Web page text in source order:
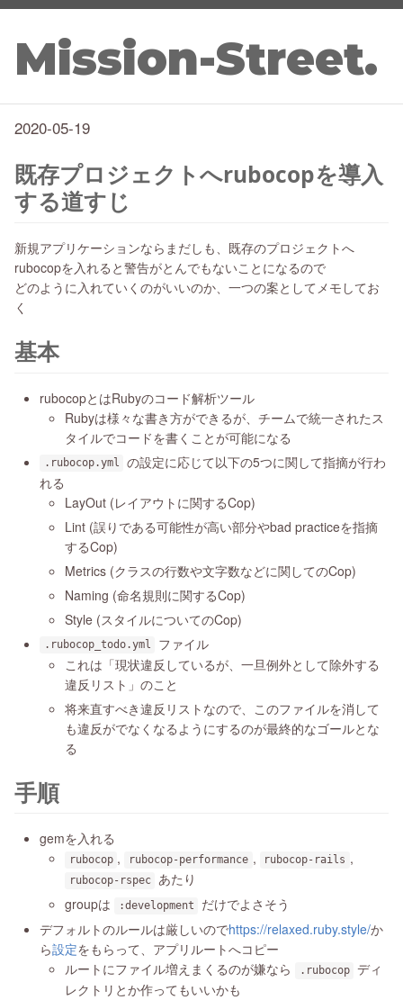
Mission-Street.
2020-05-19
既存プロジェクトへrubocopを導入
する道すじ
新規アプリケーションならまだしも、既存のプロジェクトへ
rubocopを入れると警告がとんでもないことになるので
どのように入れていくのがいいのか、一つの案としてメモしてお
く
基本
rubocopとはRubyのコード解析ツール
Rubyは様々な書き方ができるが、チームで統一されたス
タイルでコードを書くことが可能になる
.rubocop.yml
の設定に応じて以下の5つに関して指摘が行わ
れる
LayOut (レイアウトに関するCop)
Lint (誤りである可能性が高い部分やbad practiceを指摘
するCop)
Metrics (クラスの行数や文字数などに関してのCop)
Naming (命名規則に関するCop)
Style (スタイルについてのCop)
.rubocop_todo.yml
ファイル
これは「現状違反しているが、一旦例外として除外する
違反リスト」のこと
将来直すべき違反リストなので、このファイルを消して
も違反がでなくなるようにするのが最終的なゴールとな
る
手順
gemを入れる
rubocop , rubocop-performance , rubocop-rails ,
rubocop-rspec あたり
groupは
:development
だけでよさそう
デフォルトのルールは厳しいのでhttps://relaxed.ruby.style/か
ら設定をもらって、アプリルートへコピー
ルートにファイル増えまくるのが嫌なら
.rubocop ディ
レクトリとか作ってもいいかも